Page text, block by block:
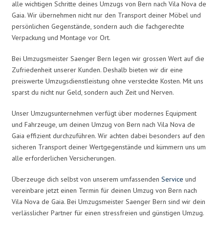
alle wichtigen Schritte deines Umzugs von Bern nach Vila Nova de
Gaia. Wir übernehmen nicht nur den Transport deiner Möbel und
persönlichen Gegenstände, sondern auch die fachgerechte
Verpackung und Montage vor Ort.
Bei Umzugsmeister Saenger Bern legen wir grossen Wert auf die
Zufriedenheit unserer Kunden. Deshalb bieten wir dir eine
preiswerte Umzugsdienstleistung ohne versteckte Kosten. Mit uns
sparst du nicht nur Geld, sondern auch Zeit und Nerven.
Unser Umzugsunternehmen verfügt über modernes Equipment
und Fahrzeuge, um deinen Umzug von Bern nach Vila Nova de
Gaia effizient durchzuführen. Wir achten dabei besonders auf den
sicheren Transport deiner Wertgegenstände und kümmern uns um
alle erforderlichen Versicherungen.
Überzeuge dich selbst von unserem umfassenden Service und
vereinbare jetzt einen Termin für deinen Umzug von Bern nach
Vila Nova de Gaia. Bei Umzugsmeister Saenger Bern sind wir dein
verlässlicher Partner für einen stressfreien und günstigen Umzug.